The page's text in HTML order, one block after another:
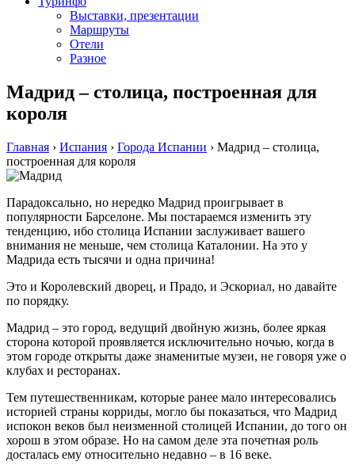
Выставки, презентации
Маршруты
Отели
Разное
Мадрид – столица, построенная для
короля
Главная › Испания › Города Испании › Мадрид – столица,
построенная для короля
Парадоксально, но нередко Мадрид проигрывает в
популярности Барселоне. Мы постараемся изменить эту
тенденцию, ибо столица Испании заслуживает вашего
внимания не меньше, чем столица Каталонии. На это у
Мадрида есть тысячи и одна причина!
Это и Королевский дворец, и Прадо, и Эскориал, но давайте
по порядку.
Мадрид – это город, ведущий двойную жизнь, более яркая
сторона которой проявляется исключительно ночью, когда в
этом городе открыты даже знаменитые музеи, не говоря уже о
клубах и ресторанах.
Тем путешественникам, которые ранее мало интересовались
историей страны корриды, могло бы показаться, что Мадрид
испокон веков был неизменной столицей Испании, до того он
хорош в этом образе. Но на самом деле эта почетная роль
досталась ему относительно недавно – в 16 веке.